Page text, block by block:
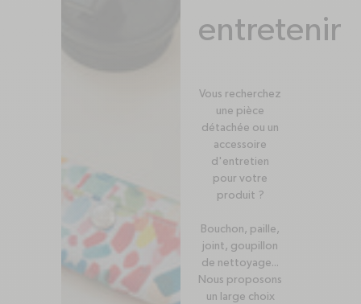
entretenir
Vous recherchez
une pièce
détachée ou un
accessoire
d'entretien
pour votre
produit ?
Bouchon, paille,
joint, goupillon
de nettoyage...
Nous proposons
un large choix